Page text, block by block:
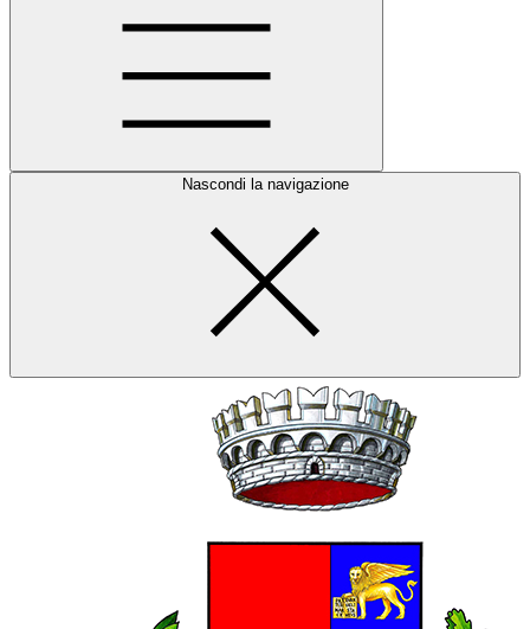
Nascondi la navigazione